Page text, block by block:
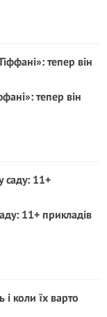
тепер він
11+ прикладів